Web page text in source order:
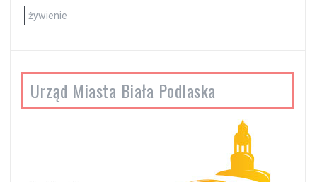
żywienie
Urząd Miasta Biała Podlaska